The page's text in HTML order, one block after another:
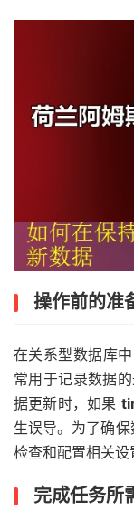
操作前的准
在关系型数据库
常用于记录数据
据更新时，如果
生误导。为了确
检查和配置相关设
完成任务所